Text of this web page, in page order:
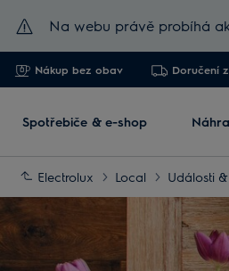
Na webu právě probíhá
Nákup bez obav Doručení
Spotřebiče & e-shop
Electrolux Local Události